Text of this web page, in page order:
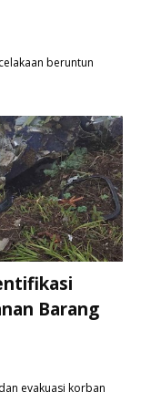
beruntun
Barang
evakuasi korban